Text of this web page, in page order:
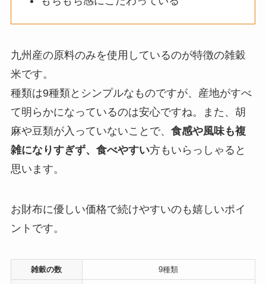
九州産の原料のみを使用しているのが特徴の雑穀
米です。
種類は9種類とシンプルなものですが、産地がすべ
て明らかになっているのは安心ですね。また、胡
麻や豆類が入っていないことで、 食感や風味も複
雑になりすぎず、食べやすい方もいらっしゃると
思います。
お財布に優しい価格で続けやすいのも嬉しいポイ
ントです。
雑穀の数 9種類